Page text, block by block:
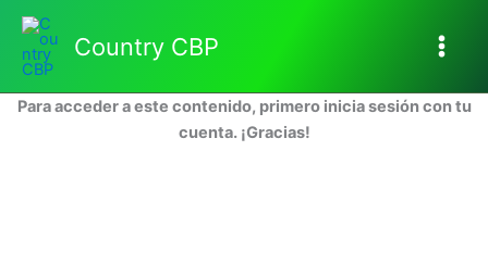
contenido
Country CBP
Para acceder a este contenido, primero inicia sesión con tu
cuenta. ¡Gracias!